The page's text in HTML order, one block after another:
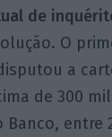
de
O
a
de 300
entre